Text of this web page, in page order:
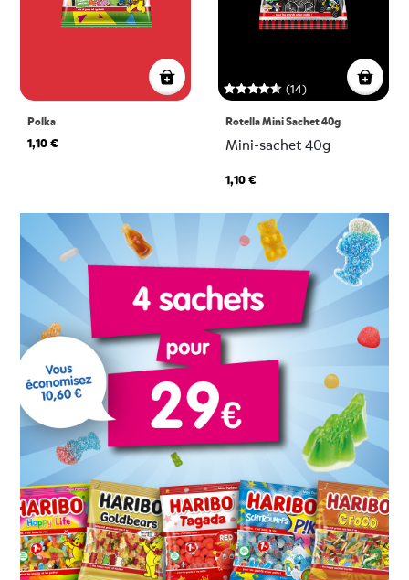
Polka
1,10 €
(14)
Rotella Mini Sachet 40g
Mini-sachet 40g
1,10 €